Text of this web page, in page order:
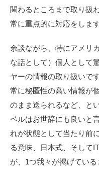
関わるところまで取り扱
常に重点的に対応をします
余談ながら、特にアメリ
な話として）個人として
ヤーの情報の取り扱いで
常に秘匿性の高い情報が
のまま送られるなど、と
ベルはお世辞にも良いと
れが状態として当たり前
る意味、日本式、そして
が、1つ我々が掲げている